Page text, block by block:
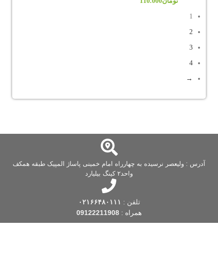
1
2
3
4
→
آدرس : ولیعصر نرسیده به چهارراه امام خمینی پاساژ المپیک طبقه همکف
واحد۲ کینگ بیلیارد
تلفن : ۰۲۱۶۶۴۸۰۱۱۱
همراه : 09122211908